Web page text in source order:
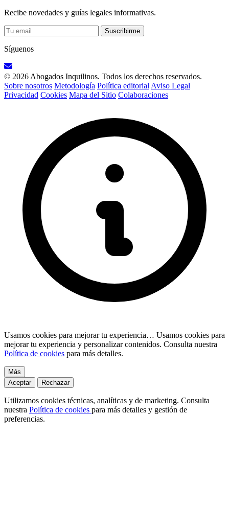
Recibe novedades y guías legales informativas.
Suscribirme
Síguenos
© 2026 Abogados Inquilinos. Todos los derechos reservados.
Sobre nosotros Metodología Política editorial Aviso Legal
Privacidad Cookies Mapa del Sitio Colaboraciones
Usamos cookies para mejorar tu experiencia… Usamos cookies para
mejorar tu experiencia y personalizar contenidos. Consulta nuestra
Política de cookies para más detalles.
Más
Aceptar
Rechazar
Utilizamos cookies técnicas, analíticas y de marketing. Consulta
nuestra Política de cookies para más detalles y gestión de
preferencias.